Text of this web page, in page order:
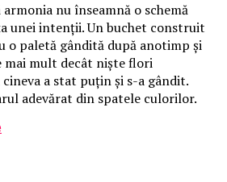
armonia nu înseamnă o schemă
unei intenții. Un buchet construit
o paletă gândită după anotimp și
mai mult decât niște flori
cineva a stat puțin și s-a gândit.
adevărat din spatele culorilor.